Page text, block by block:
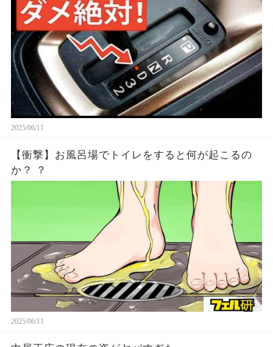
2025/06/11
【衝撃】お風呂場でトイレをすると何が起こるの
か？ ？
2025/06/11